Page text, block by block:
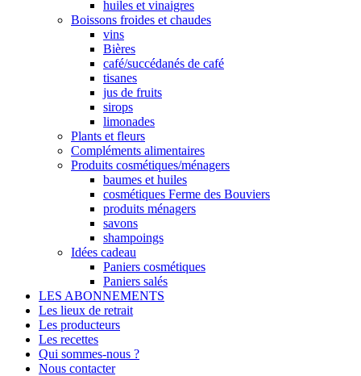
huiles et vinaigres
Boissons froides et chaudes
vins
Bières
café/succédanés de café
tisanes
jus de fruits
sirops
limonades
Plants et fleurs
Compléments alimentaires
Produits cosmétiques/ménagers
baumes et huiles
cosmétiques Ferme des Bouviers
produits ménagers
savons
shampoings
Idées cadeau
Paniers cosmétiques
Paniers salés
LES ABONNEMENTS
Les lieux de retrait
Les producteurs
Les recettes
Qui sommes-nous ?
Nous contacter